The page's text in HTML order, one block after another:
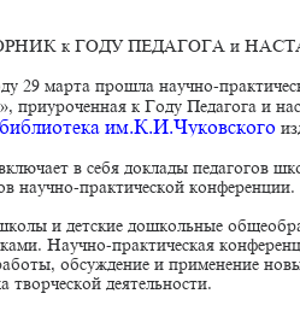
к ГОДУ ПЕДАГОГА и
29 марта прошла научно-
приуроченная к Году Педагога и
библиотека им.К.И.Чуковского
в себя доклады педагогов
научно-практической конференции.
и детские дошкольные
Научно-практическая
обсуждение и применение
творческой деятельности.